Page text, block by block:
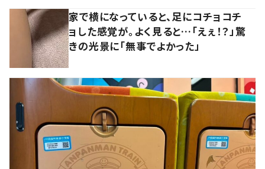
家で横になっていると、足にコチョコチ
ョした感覚が。よく見ると…「えぇ！？」驚
きの光景に「無事でよかった」